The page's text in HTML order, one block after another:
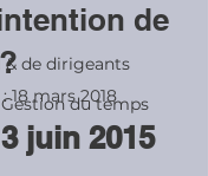
de dirigeants
du temps
de
:18 mars 2018
juin 2015